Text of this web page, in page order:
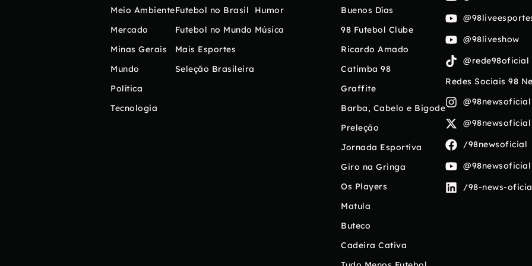
Meio Ambiente
Mercado
Minas Gerais
Mundo
Política
Tecnologia
Futebol no Brasil
Futebol no Mundo
Mais Esportes
Seleção Brasileira
Humor
Música
Buenos Días
98 Futebol Clube
Ricardo Amado
Catimba 98
Graffite
Barba, Cabelo e Bigode
Preleção
Jornada Esportiva
Giro na Gringa
Os Players
Matula
Buteco
Cadeira Cativa
@98liveshow
@rede98oficial
Redes Sociais 98
@98newsoficial
@98newsoficial
/98newsoficial
@98newsoficial
/98-news-